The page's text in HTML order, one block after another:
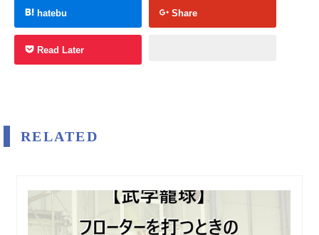
hatebu Share
Read Later
RELATED